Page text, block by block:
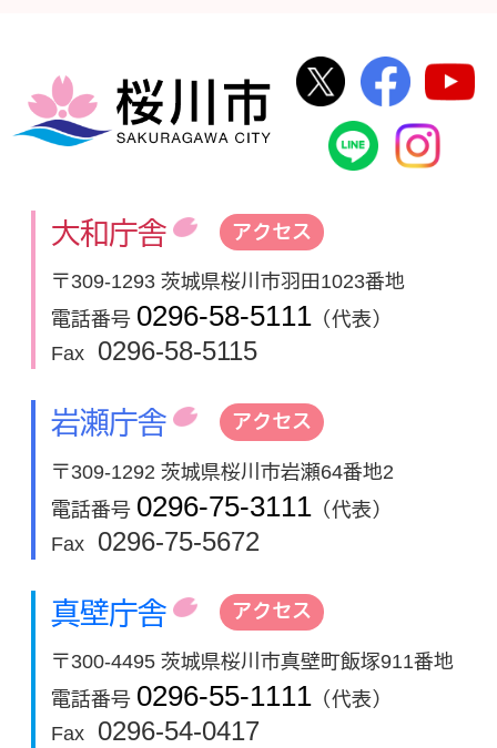
桜川市
桜川市公式
桜川
桜川市公
大和庁舎 アクセス
〒309-1293 茨城県桜川市羽田1023番地
電話番号 0296-58-5111 （代表）
Fax
0296-58-5115
岩瀬庁舎 アクセス
〒309-1292 茨城県桜川市岩瀬64番地2
電話番号 0296-75-3111 （代表）
Fax
0296-75-5672
真壁庁舎 アクセス
〒300-4495 茨城県桜川市真壁町飯塚911番地
電話番号 0296-55-1111 （代表）
Fax
0296-54-0417